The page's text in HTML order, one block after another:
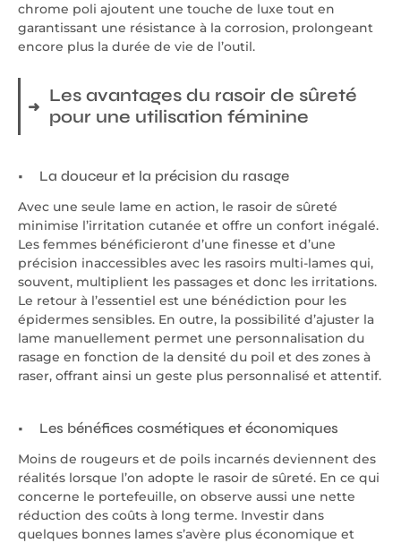
chrome poli ajoutent une touche de luxe tout en
garantissant une résistance à la corrosion, prolongeant
encore plus la durée de vie de l’outil.
Les avantages du rasoir de sûreté
pour une utilisation féminine
La douceur et la précision du rasage
Avec une seule lame en action, le rasoir de sûreté
minimise l’irritation cutanée et offre un confort inégalé.
Les femmes bénéficieront d’une finesse et d’une
précision inaccessibles avec les rasoirs multi-lames qui,
souvent, multiplient les passages et donc les irritations.
Le retour à l’essentiel est une bénédiction pour les
épidermes sensibles. En outre, la possibilité d’ajuster la
lame manuellement permet une personnalisation du
rasage en fonction de la densité du poil et des zones à
raser, offrant ainsi un geste plus personnalisé et attentif.
Les bénéfices cosmétiques et économiques
Moins de rougeurs et de poils incarnés deviennent des
réalités lorsque l’on adopte le rasoir de sûreté. En ce qui
concerne le portefeuille, on observe aussi une nette
réduction des coûts à long terme. Investir dans
quelques bonnes lames s’avère plus économique et